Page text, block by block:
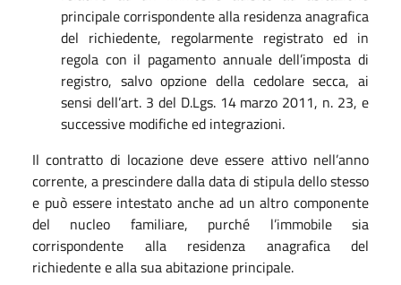
principale corrispondente alla residenza anagrafica
del richiedente, regolarmente registrato ed in
regola con il pagamento annuale dell’imposta di
registro, salvo opzione della cedolare secca, ai
sensi dell’art. 3 del D.Lgs. 14 marzo 2011, n. 23, e
successive modifiche ed integrazioni.
Il contratto di locazione deve essere attivo nell’anno
corrente, a prescindere dalla data di stipula dello stesso
e può essere intestato anche ad un altro componente
del nucleo familiare, purché l’immobile sia
corrispondente alla residenza anagrafica del
richiedente e alla sua abitazione principale.